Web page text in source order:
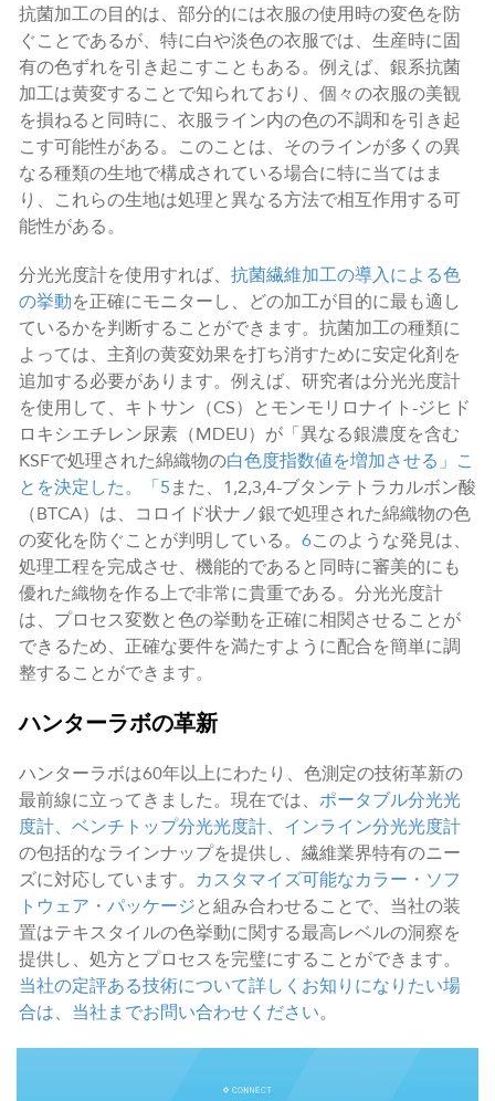
抗菌加工の目的は、部分的には衣服の使用時の変色を防
ぐことであるが、特に白や淡色の衣服では、生産時に固
有の色ずれを引き起こすこともある。例えば、銀系抗菌
加工は黄変することで知られており、個々の衣服の美観
を損ねると同時に、衣服ライン内の色の不調和を引き起
こす可能性がある。このことは、そのラインが多くの異
なる種類の生地で構成されている場合に特に当てはま
り、これらの生地は処理と異なる方法で相互作用する可
能性がある。
分光光度計を使用すれば、 抗菌繊維加工の導入による色
の挙動を正確にモニターし、どの加工が目的に最も適し
ているかを判断することができます。抗菌加工の種類に
よっては、主剤の黄変効果を打ち消すために安定化剤を
追加する必要があります。例えば、研究者は分光光度計
を使用して、キトサン（CS）とモンモリロナイト-ジヒド
ロキシエチレン尿素（MDEU）が「異なる銀濃度を含む
KSFで処理された綿織物の白色度指数値を増加させる」こ
とを決定した。「5また、1,2,3,4-ブタンテトラカルボン酸
（BTCA）は、コロイド状ナノ銀で処理された綿織物の色
の変化を防ぐことが判明している。 6このような発見は、
処理工程を完成させ、機能的であると同時に審美的にも
優れた織物を作る上で非常に貴重である。分光光度計
は、プロセス変数と色の挙動を正確に相関させることが
できるため、正確な要件を満たすように配合を簡単に調
整することができます。
ハンターラボの革新
ハンターラボは60年以上にわたり、色測定の技術革新の
最前線に立ってきました。現在では、 ポータブル分光光
度計、ベンチトップ分光光度計、インライン分光光度計
の包括的なラインナップを提供し、繊維業界特有のニー
ズに対応しています。 カスタマイズ可能なカラー・ソフ
トウェア・パッケージと組み合わせることで、当社の装
置はテキスタイルの色挙動に関する最高レベルの洞察を
提供し、処方とプロセスを完璧にすることができます。
当社の定評ある技術について詳しくお知りになりたい場
合は、当社までお問い合わせください。